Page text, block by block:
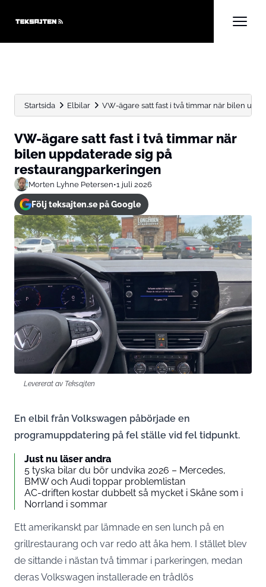
Startsida Elbilar VW-ägare satt fast i två timmar när bilen
VW-ägare satt fast i två timmar när
bilen uppdaterade sig på
restaurangparkeringen
Morten Lyhne Petersen•1 juli 2026
Följ teksajten.se på Google
Levererat av Teksajten
En elbil från Volkswagen påbörjade en
programuppdatering på fel ställe vid fel tidpunkt.
Just nu läser andra
5 tyska bilar du bör undvika 2026 – Mercedes,
BMW och Audi toppar problemlistan
AC-driften kostar dubbelt så mycket i Skåne som i
Norrland i sommar
Ett amerikanskt par lämnade en sen lunch på en
grillrestaurang och var redo att åka hem. I stället blev
de sittande i nästan två timmar i parkeringen, medan
deras Volkswagen installerade en trådlös